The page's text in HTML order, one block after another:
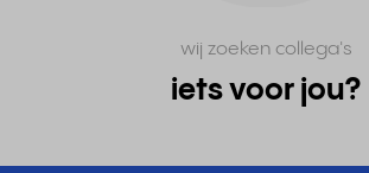
wij zoeken collega's
iets voor jou?